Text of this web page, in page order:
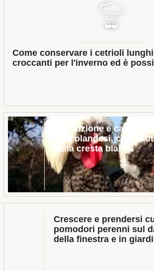
Come conservare i cetrioli
croccanti per l'inverno ed è
Descrizione e
polli olandesi,
dalla cresta bianca
Crescere e prendersi
pomodori perenni sul
della finestra e in